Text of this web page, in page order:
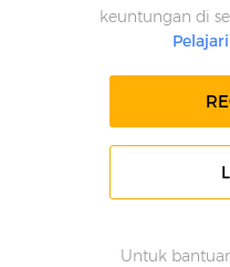
keuntungan di
Untuk